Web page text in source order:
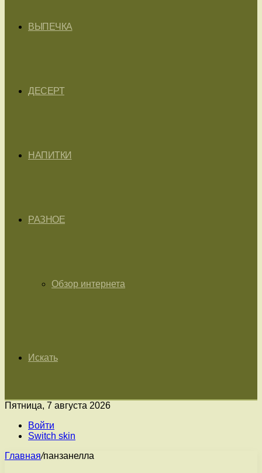
ВЫПЕЧКА
ДЕСЕРТ
НАПИТКИ
РАЗНОЕ
Обзор интернета
Искать
Пятница, 7 августа 2026
Войти
Switch skin
Главная/панзанелла